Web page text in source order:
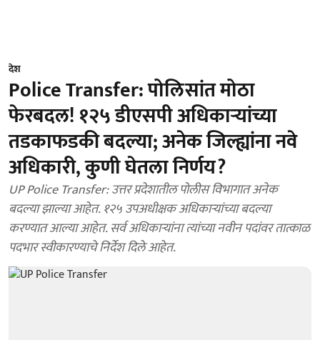
देश
Police Transfer: पोलिसांत मोठा
फेरबदल! १२५ डीएसपी अधिकाऱ्यांच्या
तडकाफडकी बदल्या; अनेक जिल्ह्यांना नवे
अधिकारी, कुणी घेतला निर्णय?
UP Police Transfer: उत्तर प्रदेशातील पोलीस विभागात अनेक
बदल्या झाल्या आहेत. १२५ उपअधीक्षक अधिकाऱ्यांच्या बदल्या
करण्यात आल्या आहेत. सर्व अधिकाऱ्यांना त्यांच्या नवीन पदांवर तात्काळ
पदभार स्वीकारण्याचे निर्देश दिले आहेत.